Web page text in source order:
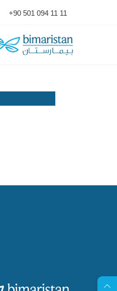
+90 501 094 11 11